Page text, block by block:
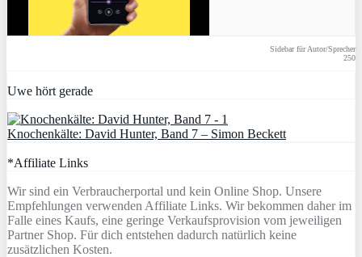
Sidebar für Autor/Sprecher
250
Uwe hört gerade
Knochenkälte: David Hunter, Band 7 – Simon Beckett
*Affiliate Links
Wir sind ein Verbraucherportal und kein Online Shop. Unsere
Empfehlungen verwenden Affiliate Links. Wir bekommen daher im
Falle eines Kaufs, eine geringe Verkaufsprovision vom jeweiligen
Partner Shop. Für dich entstehen dadurch natürlich keine
zusätzlichen Kosten.